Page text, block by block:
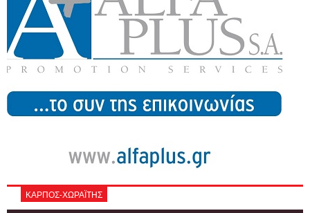
ΚΑΡΠΟΣ-ΧΩΡΑΪΤΗΣ